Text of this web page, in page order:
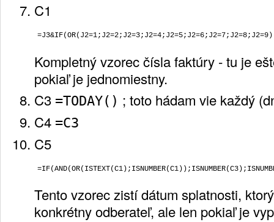
C1
Kompletný vzorec čísla faktúry - tu je
pokiaľ je jednomiestny.
C3 =TODAY() ; toto hádam vie každý
C4 =C3
C5
Tento vzorec zistí dátum splatnosti,
konkrétny odberateľ, ale len pokiaľ je